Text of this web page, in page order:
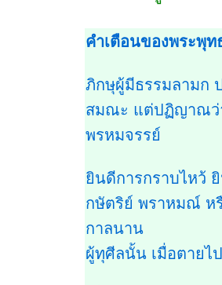
คำเตือนของพระพุ
ภิกษุผู้มีธรรมลามก
สมณะ แต่ปฏิญาณว่
พรหมจรรย์
ยินดีการกราบไหว้
กษัตริย์ พราหมณ์ ห
กาลนาน
ผู้ทุศีลนั้น เมื่อตายไ